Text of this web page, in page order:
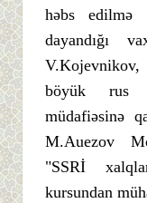
həbs edilmə
dayandığı
böyük rus
müdafiəsinə
M.Auezov
"SSRİ
kursundan